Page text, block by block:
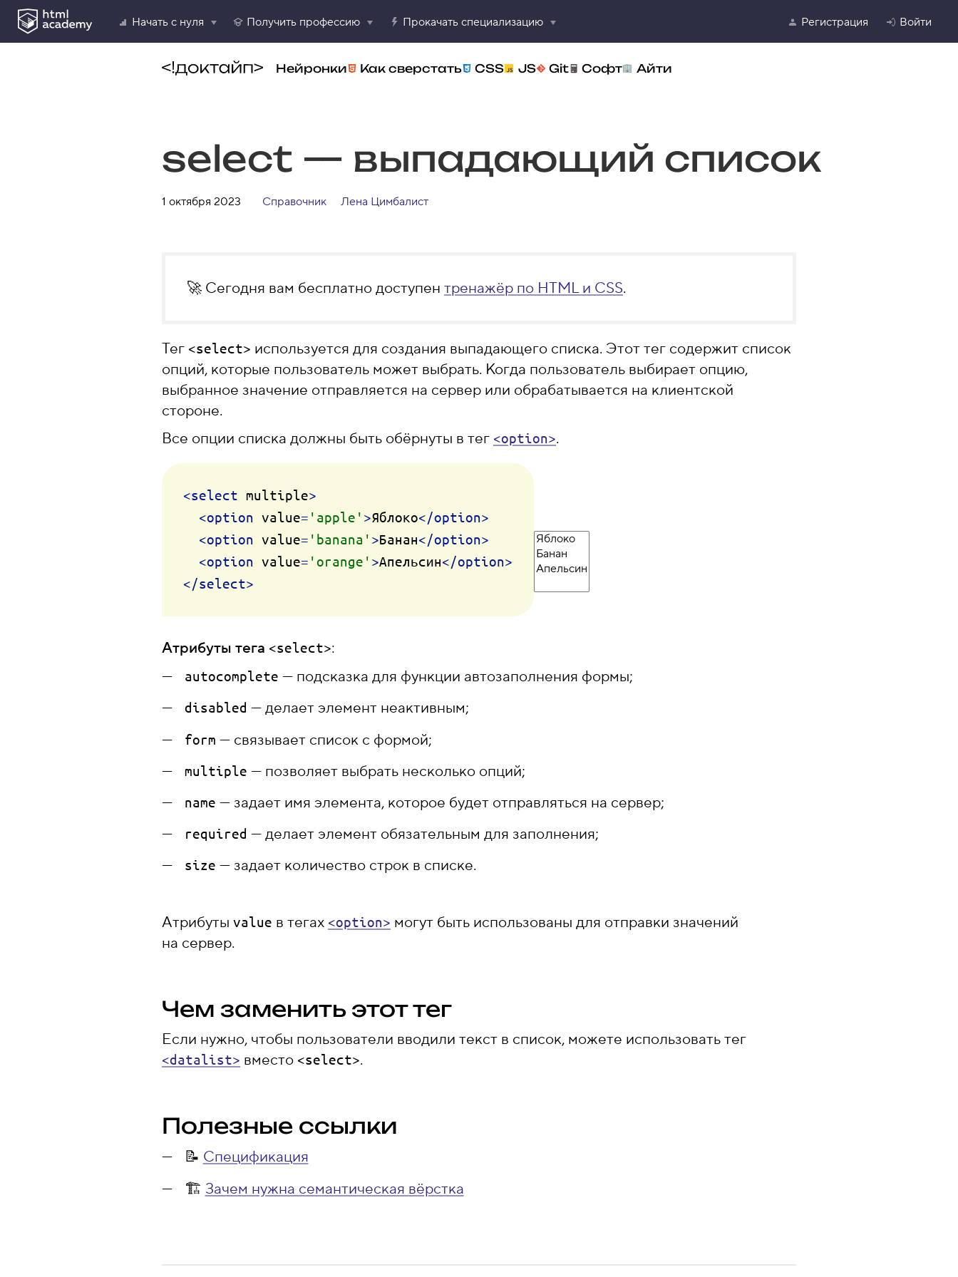
Начать с нуля Получить профессию Прокачать специализацию Регистрация Войти
Нейронки Как сверстать CSS JS Git Софт Айти
select — выпадающий список
1 октября 2023 Справочник Лена Цимбалист
🚀 Сегодня вам бесплатно доступен тренажёр по HTML и CSS.
Тег <select> используется для создания выпадающего списка. Этот тег содержит список
опций, которые пользователь может выбрать. Когда пользователь выбирает опцию,
выбранное значение отправляется на сервер или обрабатывается на клиентской
стороне.
Все опции списка должны быть обёрнуты в тег <option>.
<select multiple>
<option value= 'apple' >Яблоко</option>
<option value= 'banana' >Банан</option>
<option value= 'orange' >Апельсин</option>
</select>
Атрибуты тега <select>:
autocomplete — подсказка для функции автозаполнения формы;
disabled — делает элемент неактивным;
form — связывает список с формой;
multiple — позволяет выбрать несколько опций;
name — задает имя элемента, которое будет отправляться на сервер;
required — делает элемент обязательным для заполнения;
size — задает количество строк в списке.
Атрибуты value в тегах <option> могут быть использованы для отправки значений
на сервер.
Чем заменить этот тег
Если нужно, чтобы пользователи вводили текст в список, можете использовать тег
<datalist> вместо <select>.
Полезные ссылки
📝 Спецификация
🏗️ Зачем нужна семантическая вёрстка